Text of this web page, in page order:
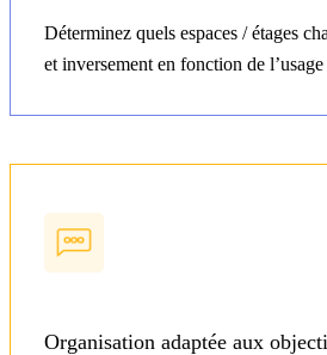
Déterminez quels espaces / étages
et inversement en fonction de
Organisation adaptée aux